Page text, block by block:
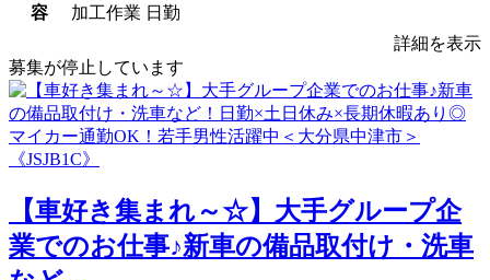
容
加工作業 日勤
詳細を表示
募集が停止しています
【車好き集まれ～☆】大手グループ企
業でのお仕事♪新車の備品取付け・洗車